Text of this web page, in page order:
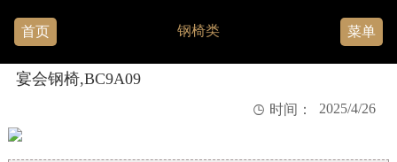
首页 钢椅类 菜单
宴会钢椅,BC9A09
 时间： 2025/4/26